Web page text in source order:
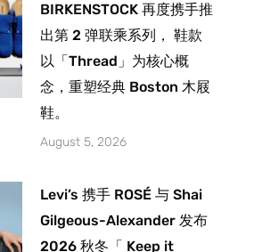
BIRKENSTOCK 再度携手推
出第 2 弹联乘系列， 鞋款
以「Thread」为核心概
念，重塑经典 Boston 木屐
鞋。
August 5, 2026
Levi’s 携手 ROSÉ 与 Shai
Gilgeous-Alexander 发布
2026 秋冬「 Keep it